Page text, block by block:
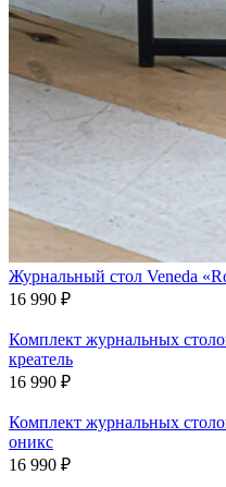
Журнальный стол Veneda
16 990 ₽
Комплект журнальных
креатель
16 990 ₽
Комплект журнальных
оникс
16 990 ₽